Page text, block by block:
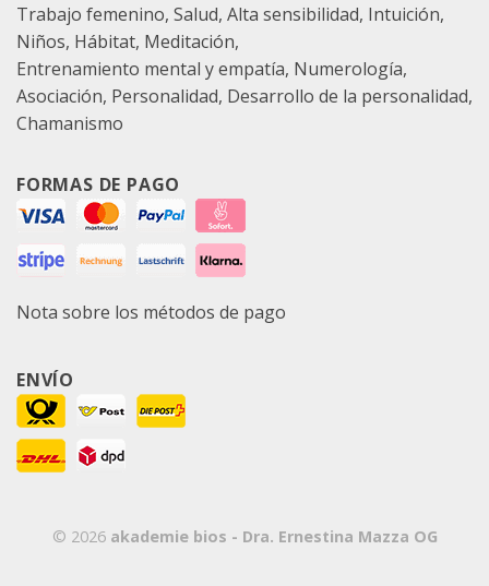
Trabajo femenino Salud Alta sensibilidad Intuición
Niños Hábitat Meditación
Entrenamiento mental y empatía Numerología
Asociación Personalidad Desarrollo de la personalidad
Chamanismo
FORMAS DE PAGO
Nota sobre los métodos de pago
ENVÍO
© 2026 akademie bios - Dra. Ernestina Mazza OG